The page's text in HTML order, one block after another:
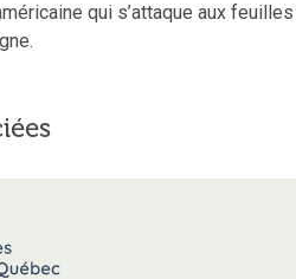
qui s’attaque aux